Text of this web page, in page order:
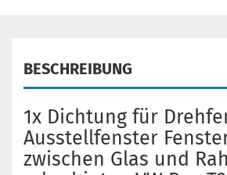
BESCHREIBUNG
1x Dichtung für
Ausstellfenster
zwischen Glas und